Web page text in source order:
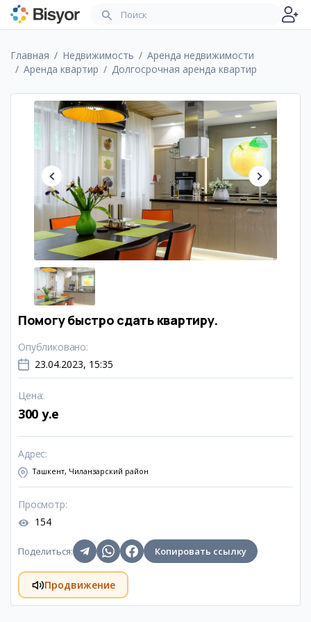
Главная Недвижимость
Аренда недвижимости
Аренда квартир
Долгосрочная аренда квартир
Помогу быстро сдать квартиру.
Опубликовано:
23.04.2023, 15:35
Цена:
300 y.e
Адрес:
Ташкент, Чиланзарский район
Просмотр:
154
Поделиться: Копировать ссылку
Продвижение